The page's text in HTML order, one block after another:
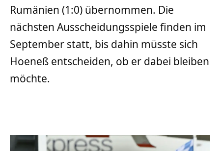
Rumänien (1:0) übernommen. Die
nächsten Ausscheidungsspiele finden im
September statt, bis dahin müsste sich
Hoeneß entscheiden, ob er dabei bleiben
möchte.